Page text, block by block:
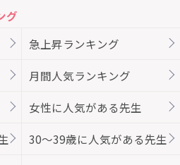
グ
急上昇ランキング
月間人気ランキング
女性に人気がある先生
30～39歳に人気がある先生